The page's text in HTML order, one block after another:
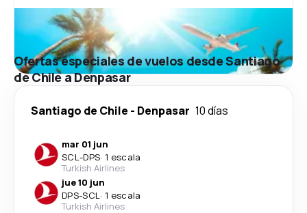
Ofertas especiales de vuelos desde Santiago
de Chile a Denpasar
Santiago de Chile - Denpasar 10 días
mar 01 jun
SCL-DPS· 1 escala
Turkish Airlines
jue 10 jun
DPS-SCL· 1 escala
Turkish Airlines